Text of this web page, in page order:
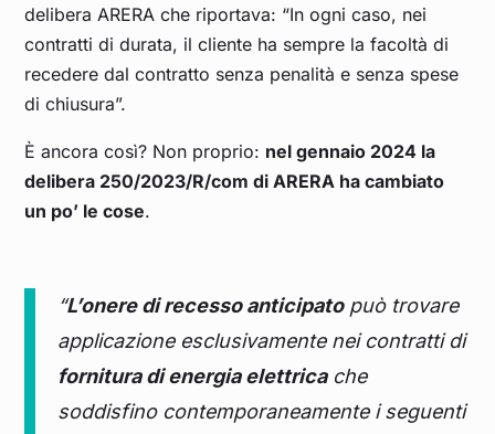
delibera ARERA che riportava: “In ogni caso, nei
contratti di durata, il cliente ha sempre la facoltà di
recedere dal contratto senza penalità e senza spese
di chiusura”.
È ancora così? Non proprio: nel gennaio 2024 la
delibera 250/2023/R/com di ARERA ha cambiato
un po’ le cose.
“L’onere di recesso anticipatopuò trovare
applicazione esclusivamente nei contratti di
fornitura di energia elettricache
soddisfino contemporaneamente i seguenti